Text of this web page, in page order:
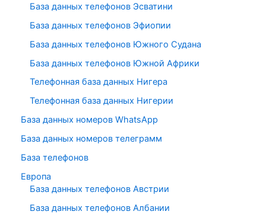
База данных телефонов Эсватини
База данных телефонов Эфиопии
База данных телефонов Южного Судана
База данных телефонов Южной Африки
Телефонная база данных Нигера
Телефонная база данных Нигерии
База данных номеров WhatsApp
База данных номеров телеграмм
База телефонов
Европа
База данных телефонов Австрии
База данных телефонов Албании